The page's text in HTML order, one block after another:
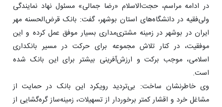
در ادامه مراسم، حجت‌الاسلام «رضا جمالی» مسئول نهاد نمایندگی
ولی‌فقیه در دانشگاه‌های استان بوشهر، گفت: بانک قرض‌الحسنه مهر
ایران در بوشهر در زمینه مشتری‌مداری بسیار موفق عمل کرده و این
موفقیت، در کنار تلاش مجموعه برای حرکت در مسیر بانکداری
اسلامی، موجب برکت و ارزش‌آفرینی بیشتر برای این بانک شده
است.
وی خاطرنشان ساخت: بی‌تردید رویکرد این بانک در حمایت از
مشاغل خرد و اقشار کمتر برخوردار از تسهیلات، زمینه‌ساز گره‌گشایی از